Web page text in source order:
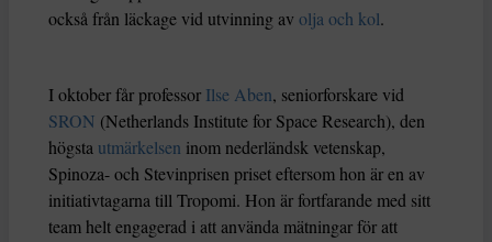
också från läckage vid utvinning av olja och kol.
I oktober får professor Ilse Aben, seniorforskare vid
SRON (Netherlands Institute for Space Research), den
högsta utmärkelsen inom nederländsk vetenskap,
Spinoza- och Stevinprisen priset eftersom hon är en av
initiativtagarna till Tropomi. Hon är fortfarande med sitt
team helt engagerad i att använda mätningar för att